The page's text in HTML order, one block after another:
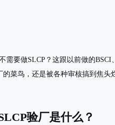
需要做SLCP？这跟以前做的
菜鸟，还是被各种审核搞到焦头
验厂是什么？